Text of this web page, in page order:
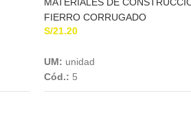
FIERRO CORRUGADO
S/21.20
UM: unidad
Cód.: 5